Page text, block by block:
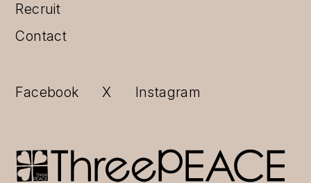
Recruit
Contact
Facebook X Instagram